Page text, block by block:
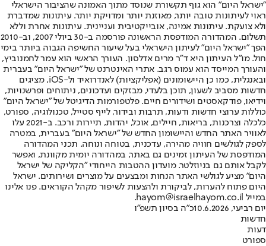
"ישראל היום" הוא גוף תקשורת שנוסד מתוך האמונה שהציבור הישראלי
ראוי לעיתונות טובה יותר, מאוזנת יותר ומדויקת יותר. עיתונות שמדברת
ולא צועקת. עיתונות אמינה, אובייקטיבית ועניינית. עיתונות אחרת וללא
תשלום. המהדורה המודפסת הראשונה פורסמה ב-30 ביולי 2007, וב-2010
הפך "ישראל היום" לעיתון הישראלי בעל שיעור החשיפה הגבוה ביותר בימי
חול. מו"ל העיתון היא ד"ר מרים אדלסון. העורך הראשי הוא עמר לחמנוביץ,
והעורך המייסד הוא עמוס רגב. אתרי האינטרנט של "ישראל היום" בעברית
ובאנגלית, כמו כן היישומונים (אפליקציות) לאנדרואיד ול-iOS, מציגים
חדשות מסביב לשעון, תוכן בלעדי, מבזקים ועדכונים, ניתוחים ופרשנויות,
וידיאו, פודקאסטים ושידורים חיים. פלטפורמות הדיגיטל של "ישראל היום"
כוללות ערוצי חדשות ודעות, תרבות ובידור, לייף סטייל, טכנולוגיה, ספורט,
כלכלה וצרכנות, בריאות, חיילים, אוכל, יהדות, תיירות ורכב. ב-2021 עלו
לאוויר האתר החדש והיישומון החדש של "ישראל היום" בעברית, במטרה
לספק לגולשים חוויה מהירה, עדכנית, בטוחה ונוחה. תכני המהדורה
המודפסת של העיתון זמינים גם באתר, במהדורה יומית מקוונת, ואפשר
לקבל אותם גם בניוזלטר. מועדון ההטבות הייחודי "הקליקה של ישראל
היום" מציע לגולשי האתר הנחות ומבצעים על מוצרים ושירותים. ישראל
היום פתוח להערות, לביקורת ולהצעות לשיפור מקהל הקוראים. פנו אלינו
במייל hayom@israelhayom.co.il.
יום רביעי, 10.6.2026
כ"ה בסיון תשפ"ו
חדשות
דעות
ספורט